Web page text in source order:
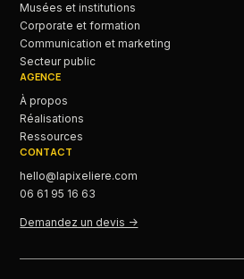
Musées et institutions
Corporate et formation
Communication et marketing
Secteur public
AGENCE
À propos
Réalisations
Ressources
CONTACT
hello@lapixeliere.com
06 61 95 16 63
Demandez un devis ->